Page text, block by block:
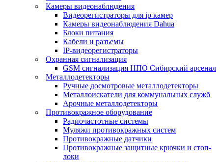
Камеры видеонаблюдения
Видеорегистраторы для ip камер
Камеры видеонаблюдения Dahua
Блоки питания
Кабели и разъемы
IP-видеорегистраторы
Охранная сигнализация
GSM сигнализация НПО Сибирский арсенал
Металлодетекторы
Ручные досмотровые металлодетекторы
Металлоискатели для коммунальных служб
Арочные металлодетекторы
Противокражное оборудование
Радиочастотные системы
Муляжи противокражных систем
Противокражные датчики
Противокражные защитные крючки и стоп-
локи